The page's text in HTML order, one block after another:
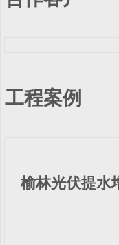
工程案例
榆林光伏提水